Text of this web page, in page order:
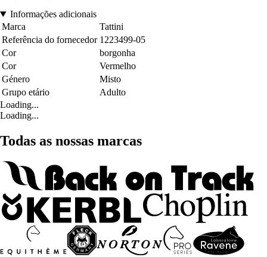
Informações adicionais
Marca
Tattini
Referência do fornecedor 1223499-05
Cor
borgonha
Cor
Vermelho
Género
Misto
Grupo etário
Adulto
Loading...
Loading...
Todas as nossas marcas